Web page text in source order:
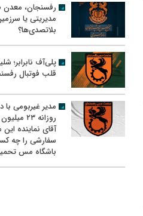
رفسنجان، معدن
مدیریتی یا
بلاتصدی‌ها؟
پلی‌آف نابرابر؛
قلب فوتبال
مدیر غیربومی با
روزانه ۲۳
آقای نماینده این
سفارشی را چه
باشگاه مس